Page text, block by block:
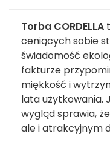
Torba CORDELLA
ceniących sobie
świadomość
fakturze
miękkość i
lata użytkowania.
wygląd sprawia,
ale i atrakcyjnym